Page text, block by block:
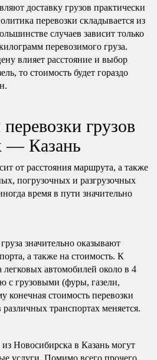
доставку грузов практически
перевозки складывается из
случаев зависит только
перевозимого груза.
влияет расстояние и выбор
то стоимость будет гораздо
грузов
— Казань
от расстояния маршрута, а также
погрузочных и разгрузочных
время в пути значительно
значительно оказывают
а также на стоимость. К
легковых автомобилей около в 4
с грузовыми (фуры, газели,
конечная стоимость перевозки
транспортах меняется.
Новосибирска в Казань могут
услуги. Помимо всего прочего,